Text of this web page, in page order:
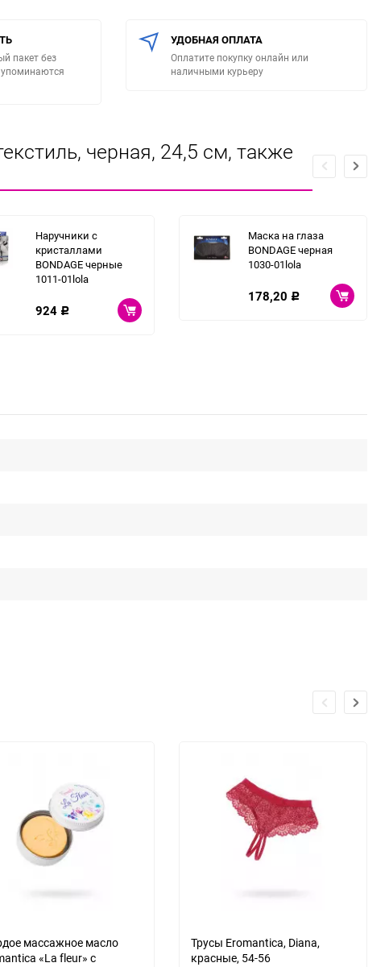
пакет без
упоминаются
УДОБНАЯ ОПЛАТА
Оплатите покупку онлайн или
наличными курьеру
черная, 24,5 см, также
Наручники с
кристаллами
BONDAGE черные
1011-01lola
924 Р
Маска на глаза
BONDAGE черная
1030-01lola
178,20 Р
массажное масло
«La fleur» с
Трусы Eromantica, Diana,
красные, 54-56